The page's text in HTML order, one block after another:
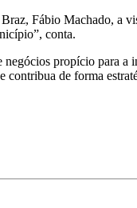
Fábio Machado, a
conta.
propício para
de forma